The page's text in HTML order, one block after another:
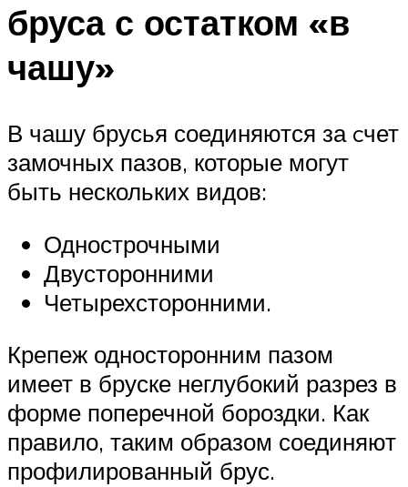
бруса с остатком «в
чашу»
В чашу брусья соединяются за cчет
замочных пазов, которые могут
быть нескольких видов:
Однострочными
Двусторонними
Четырехсторонними.
Крепеж односторонним пазом
имеет в бруске неглубокий разрез в
форме поперечной бороздки. Как
правило, таким образом соединяют
профилированный брус.